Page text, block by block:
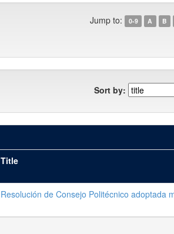
Jump to: 0-9 A B
Sort by:
Title
Resolución de Consejo Politécnico adoptada